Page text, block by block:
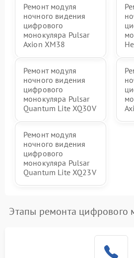
Ремонт модуля
ночного видения
цифрового
монокуляра Pulsar
Axion XM38
Ремонт модуля
ночного видения
цифрового
монокуляра Pulsar
Quantum Lite XQ30V
Ремонт модуля
ночного видения
цифрового
монокуляра Pulsar
Quantum Lite XQ23V
Этапы ремонта цифрового